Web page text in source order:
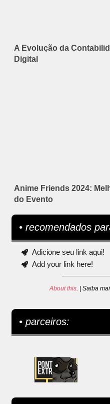
A Evolução da
Digital
Anime Friends 2024:
do Evento
• recomendados
Adicione seu link aqui!
Add your link here!
About this. | Saiba
• parceiros: